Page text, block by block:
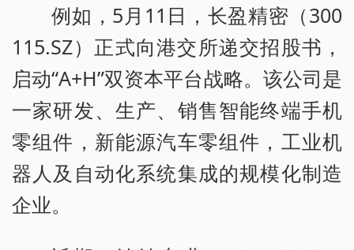
例如，5月11日，长盈精密（300
115.SZ）正式向港交所递交招股书，
启动“A+H”双资本平台战略。该公司是
一家研发、生产、销售智能终端手机
零组件，新能源汽车零组件，工业机
器人及自动化系统集成的规模化制造
企业。